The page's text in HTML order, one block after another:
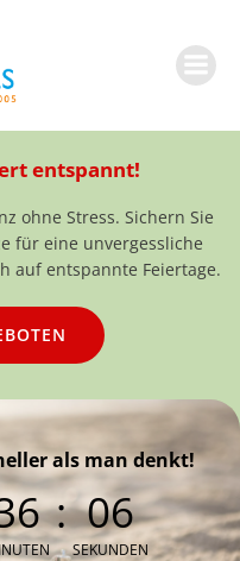
entspannt!
ohne Stress. Sichern Sie
für eine unvergessliche
auf entspannte Feiertage.
als man denkt!
: 04
SEKUNDEN